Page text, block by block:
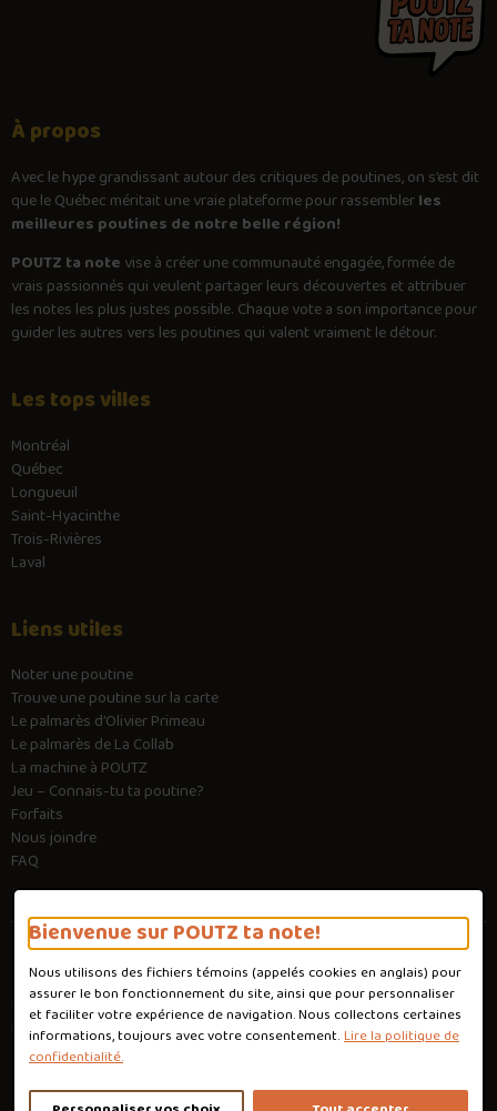
Bienvenue sur POUTZ ta note!
Nous utilisons des fichiers témoins (appelés cookies en anglais) pour
assurer le bon fonctionnement du site, ainsi que pour personnaliser
et faciliter votre expérience de navigation. Nous collectons certaines
informations, toujours avec votre consentement.Lire la politique de
confidentialité.
À propos
Avec lehypegrandissant autour des critiques de poutines, on s’est dit
que le Québec méritait une vraie plateforme pour rassemblerles
meilleures poutines de notre belle région!
POUTZ ta note vise à créer une communauté engagée, formée de
vrais passionnés qui veulent partager leurs découvertes et attribuer
les notes les plus justes possible. Chaque vote a son importance pour
guider les autres vers les poutines qui valent vraiment le détour.
Les tops villes
Montréal
Québec
Longueuil
Saint-Hyacinthe
Trois-Rivières
Laval
Liens utiles
Noter une poutine
Trouve une poutine sur la carte
Le palmarès d’Olivier Primeau
Le palmarès de La Collab
La machine à POUTZ
Jeu – Connais-tu ta poutine?
Forfaits
Nous joindre
FAQ
Conditions d'utilisation
Politique de confidentialité
Personnaliser les cookies
Conception :Ekloweb